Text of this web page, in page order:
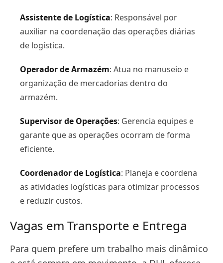
Assistente de Logística: Responsável por
auxiliar na coordenação das operações diárias
de logística.
Operador de Armazém: Atua no manuseio e
organização de mercadorias dentro do
armazém.
Supervisor de Operações: Gerencia equipes e
garante que as operações ocorram de forma
eficiente.
Coordenador de Logística: Planeja e coordena
as atividades logísticas para otimizar processos
e reduzir custos.
Vagas em Transporte e Entrega
Para quem prefere um trabalho mais dinâmico